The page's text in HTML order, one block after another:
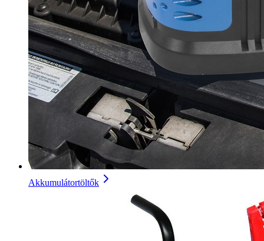
Akkumulátortöltők